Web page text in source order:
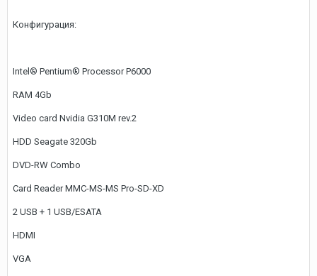
Конфигурация:
Intel® Pentium® Processor P6000
RAM 4Gb
Video card Nvidia G310M rev.2
HDD Seagate 320Gb
DVD-RW Combo
Card Reader MMC-MS-MS Pro-SD-XD
2 USB + 1 USB/ESATA
HDMI
VGA